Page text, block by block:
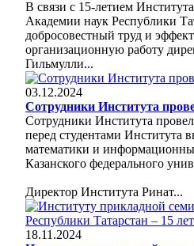
В связи с 15-летием
Академии наук Республики
добросовестный труд и
организационную работу
Гильмулли...
03.12.2024
Сотрудники Института
Сотрудники Института
перед студентами Института
математики и
Казанского федерального
Директор Института Ринат...
18.11.2024